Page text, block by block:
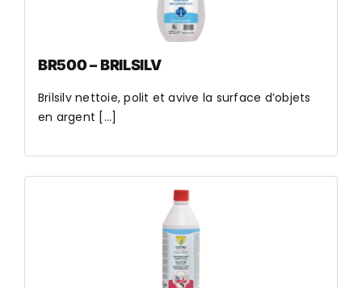
BR500 – BRILSILV
Brilsilv nettoie, polit et avive la surface d’objets
en argent [...]